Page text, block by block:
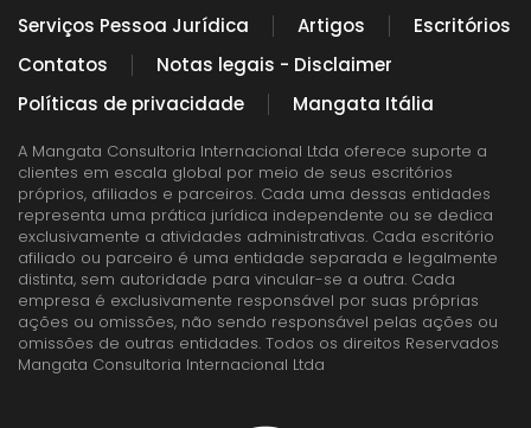
Serviços Pessoa Jurídica
Artigos
Escritórios
Contatos
Notas legais - Disclaimer
Políticas de privacidade
Mangata Itália
A Mangata Consultoria Internacional Ltda oferece suporte a
clientes em escala global por meio de seus escritórios
próprios, afiliados e parceiros. Cada uma dessas entidades
representa uma prática jurídica independente ou se dedica
exclusivamente a atividades administrativas. Cada escritório
afiliado ou parceiro é uma entidade separada e legalmente
distinta, sem autoridade para vincular-se a outra. Cada
empresa é exclusivamente responsável por suas próprias
ações ou omissões, não sendo responsável pelas ações ou
omissões de outras entidades. Todos os direitos Reservados
Mangata Consultoria Internacional Ltda